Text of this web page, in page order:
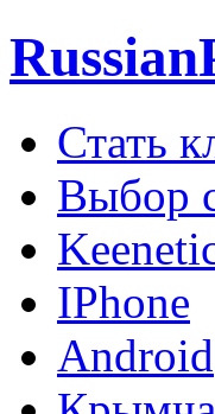
Стать
Выбор
IPhone
Android